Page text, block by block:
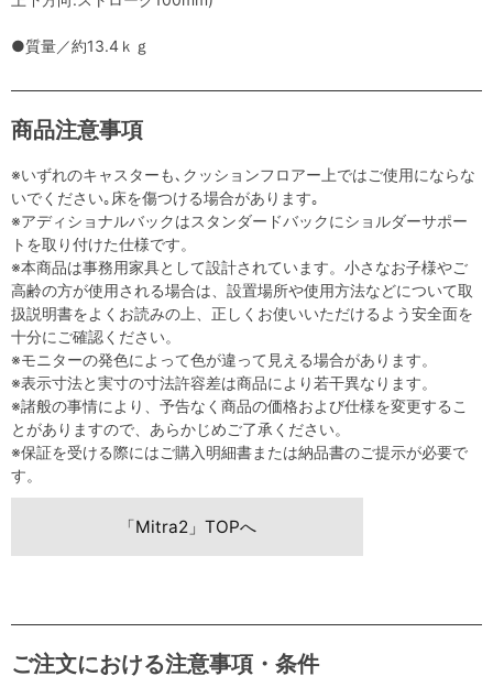
●質量／約13.4ｋｇ
商品注意事項
※いずれのキャスターも､クッションフロアー上ではご使用にならな
いでください｡床を傷つける場合があります｡
※アディショナルバックはスタンダードバックにショルダーサポー
トを取り付けた仕様です。
※本商品は事務用家具として設計されています。小さなお子様やご
高齢の方が使用される場合は、設置場所や使用方法などについて取
扱説明書をよくお読みの上、正しくお使いいただけるよう安全面を
十分にご確認ください。
※モニターの発色によって色が違って見える場合があります。
※表示寸法と実寸の寸法許容差は商品により若干異なります。
※諸般の事情により、予告なく商品の価格および仕様を変更するこ
とがありますので、あらかじめご了承ください。
※保証を受ける際にはご購入明細書または納品書のご提示が必要で
す。
「Mitra2」TOPへ
ご注文における注意事項・条件